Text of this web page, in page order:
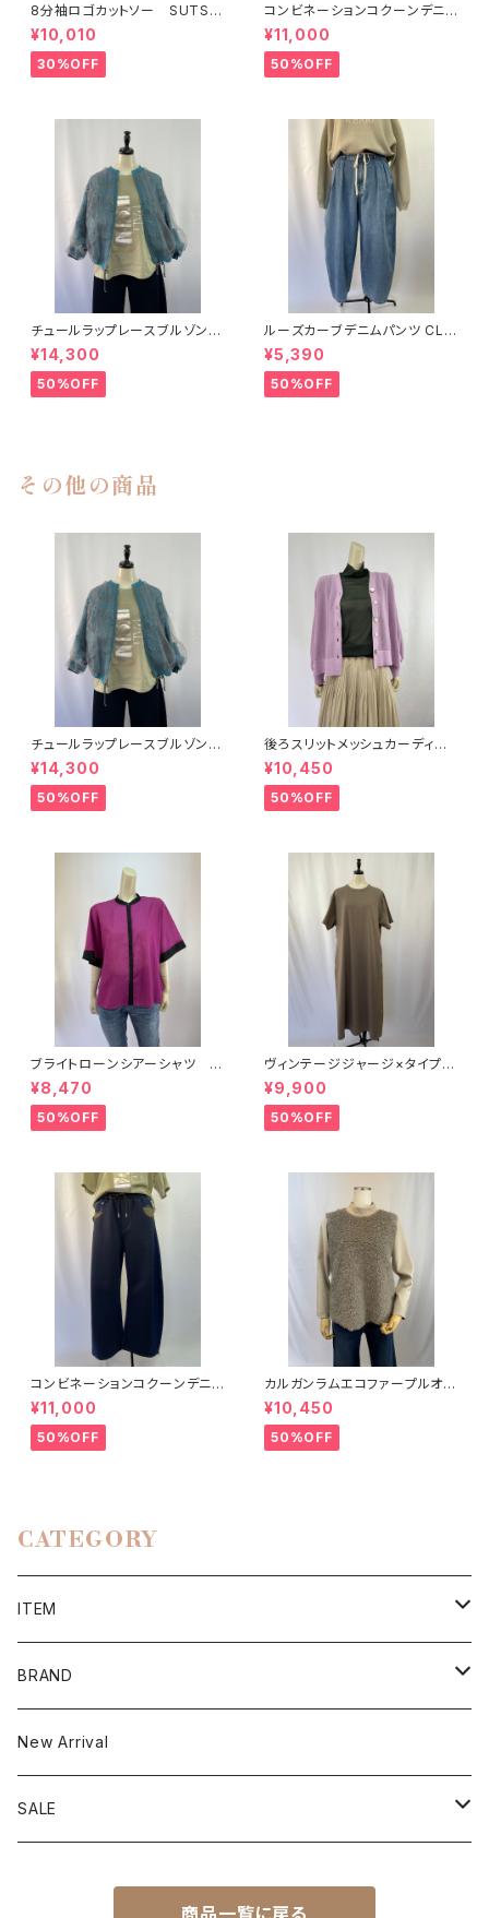
8分袖ロゴカットソー SUTSE
SO スチェッソ
¥10,010
30%OFF
コンビネーションコクーンデニム
パンツ MARECHAL TERRE
¥11,000
50%OFF
チュールラップレースブルゾン L
allia Mu
¥14,300
50%OFF
ルーズカーブデニムパンツ CLO
CHE
¥5,390
50%OFF
その他の商品
チュールラップレースブルゾン L
allia Mu
¥14,300
50%OFF
後ろスリットメッシュカーディガ
ン BRAHMIN ブラーミン
¥10,450
50%OFF
ブライトローンシアーシャツ B
EATRICE
¥8,470
50%OFF
ヴィンテージジャージ×タイプラ
イタードッキングワンピース Mu
nich
¥9,900
50%OFF
コンビネーションコクーンデニム
パンツ MARECHAL TERRE
¥11,000
50%OFF
カルガンラムエコファープルオー
バー C+
¥10,450
50%OFF
CATEGORY
ITEM
Tops
Cutsew
Sweater
Onepiece
Outer
BRAND
BEATRICE
BRAHMIN
New Arrival
SALE
商品一覧に戻る